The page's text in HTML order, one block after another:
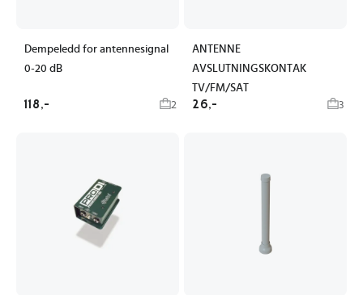
Dempeledd for antennesignal
0-20 dB
118,- 2
ANTENNE
AVSLUTNINGSKONTAK
TV/FM/SAT
26,- 3